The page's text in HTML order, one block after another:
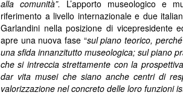
alla comunità”. L’apporto museologico e
riferimento a livello internazionale e due
Garlandini nella posizione di vicepresidente
apre una nuova fase “sul piano teorico,
una sfida innanzitutto museologica; sul piano
che si intreccia strettamente con la
dar vita musei che siano anche centri di
valorizzazione nel concreto delle loro funzioni